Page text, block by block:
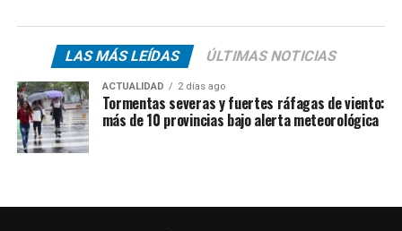
LAS MÁS LEÍDAS ÚLTIMAS NOTICIAS
ACTUALIDAD 2 días ago
Tormentas severas y fuertes ráfagas de viento:
más de 10 provincias bajo alerta meteorológica